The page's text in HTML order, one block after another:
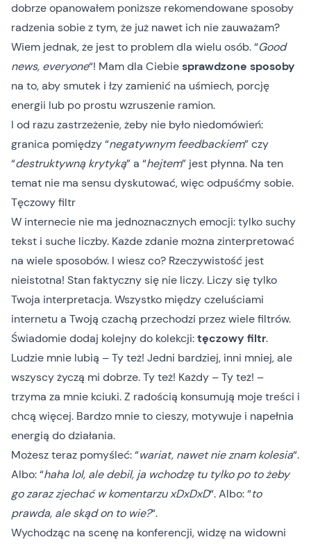
dobrze opanowałem poniższe rekomendowane sposoby
radzenia sobie z tym, że już nawet ich nie zauważam?
Wiem jednak, że jest to problem dla wielu osób. “Good
news, everyone“! Mam dla Ciebiesprawdzone sposoby
na to, aby smutek i łzy zamienić na uśmiech, porcję
energii lub po prostu wzruszenie ramion.
I od razu zastrzeżenie, żeby nie było niedomówień:
granica pomiędzy “negatywnym feedbackiem” czy
“destruktywną krytyką” a “hejtem” jest płynna. Na ten
temat nie ma sensu dyskutować, więc odpuśćmy sobie.
Tęczowy filtr
W internecie nie ma jednoznacznych emocji: tylko suchy
tekst i suche liczby. Każde zdanie można zinterpretować
na wiele sposobów. I wiesz co? Rzeczywistość jest
nieistotna! Stan faktyczny się nie liczy. Liczy się tylko
Twoja interpretacja. Wszystko między czeluściami
internetu a Twoją czachą przechodzi przez wiele filtrów.
Świadomie dodaj kolejny do kolekcji:tęczowy filtr.
Ludzie mnie lubią – Ty też! Jedni bardziej, inni mniej, ale
wszyscy życzą mi dobrze. Ty też! Każdy – Ty też! –
trzyma za mnie kciuki. Z radością konsumują moje treści i
chcą więcej. Bardzo mnie to cieszy, motywuje i napełnia
energią do działania.
Możesz teraz pomyśleć: “wariat, nawet nie znam kolesia“.
Albo: “haha lol, ale debil, ja wchodzę tu tylko po to żeby
go zaraz zjechać w komentarzu xDxDxD“. Albo: “to
prawda, ale skąd on to wie?“.
Wychodząc na scenę na konferencji, widzę na widowni